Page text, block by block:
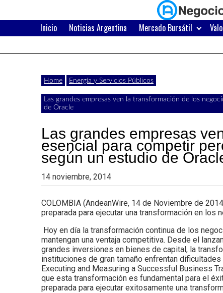
content
Negocios
con
Argentina
Últimas
noticias,
y
actualidad
de
negocios
con
Argentina.
Inicio Noticias Argentina Mercado Bursátil
Home Energía y Servicios Públicos
Las grandes empresas ven la transformación de los
de Oracle
Las grandes empresas
esencial para competir
según un estudio de
14 noviembre, 2014
COLOMBIA (AndeanWire, 14 de Noviembre de
preparada para ejecutar una transformación en los
Hoy en día la transformación continua de los
mantengan una ventaja competitiva. Desde el
grandes inversiones en bienes de capital, la
instituciones de gran tamaño enfrentan
Executing and Measuring a Successful Business
que esta transformación es fundamental para el
preparada para ejecutar exitosamente una